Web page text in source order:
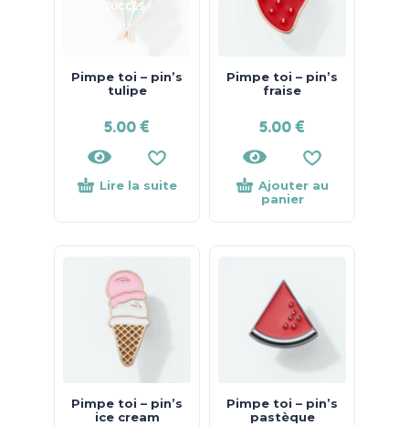
SUCCÈS !
Pimpe toi – pin’s
tulipe
5.00€
Lire la suite
Pimpe toi – pin’s
fraise
5.00€
Ajouter au
panier
Pimpe toi – pin’s
ice cream
Pimpe toi – pin’s
pastèque